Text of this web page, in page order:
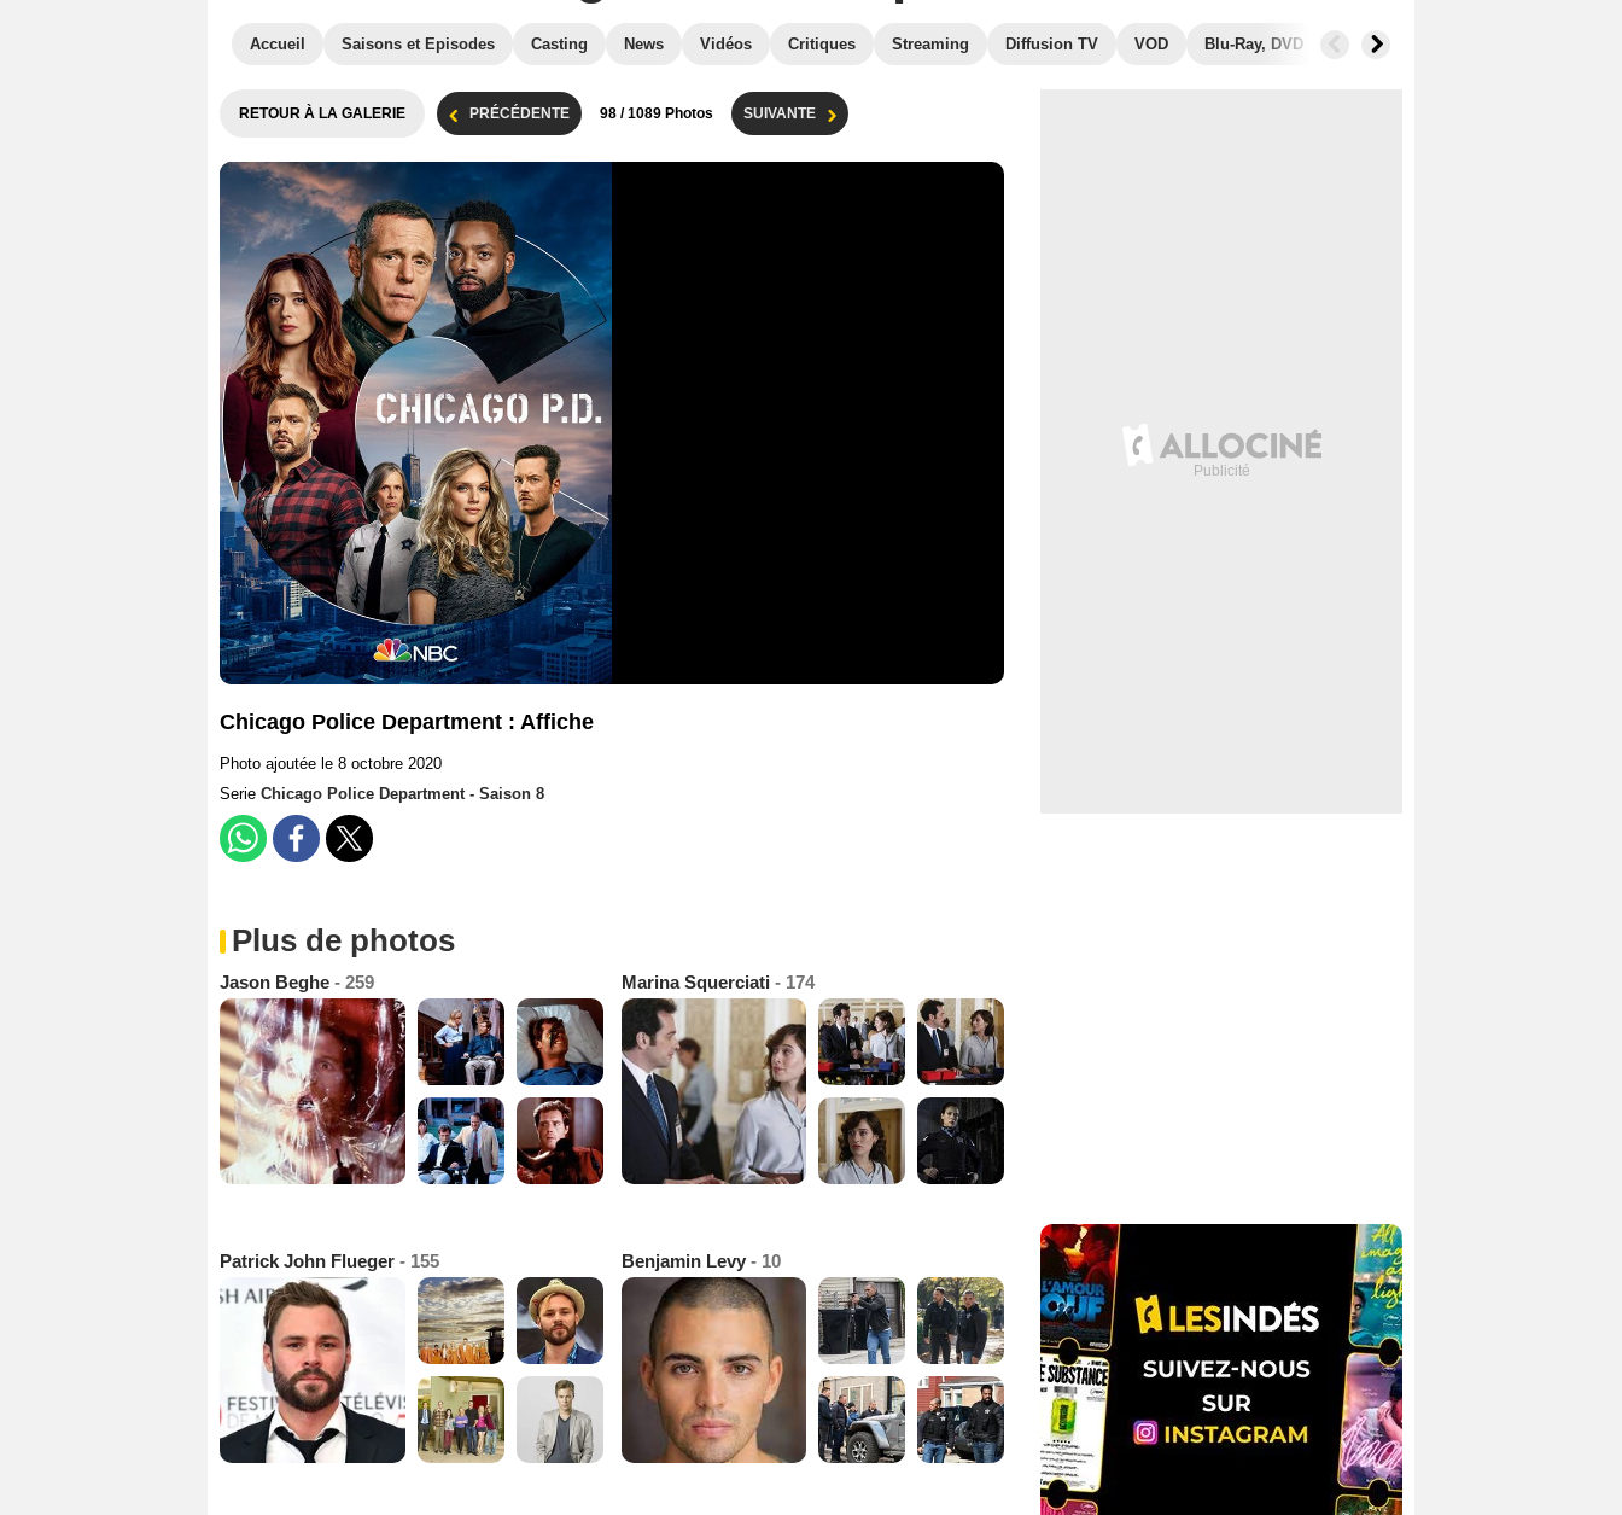
Accueil Saisons et Episodes Casting News Vidéos Critiques Streaming Diffusion TV VOD Blu-Ray, DVD Photos
RETOUR À LA GALERIE PRÉCÉDENTE 98 / 1089 Photos SUIVANTE
Chicago Police Department : Affiche
Photo ajoutée le 8 octobre 2020
Serie Chicago Police Department - Saison 8
Plus de photos
Jason Beghe - 259 Marina Squerciati - 174
Patrick John Flueger - 155 Benjamin Levy - 10